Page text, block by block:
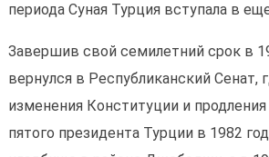
периода Суная Турция вступала в
Завершив свой семилетний срок в
вернулся в Республиканский Сенат,
изменения Конституции и
пятого президента Турции в 1982